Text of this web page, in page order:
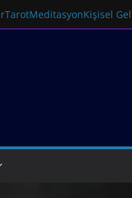
TarotMeditasyonKişisel